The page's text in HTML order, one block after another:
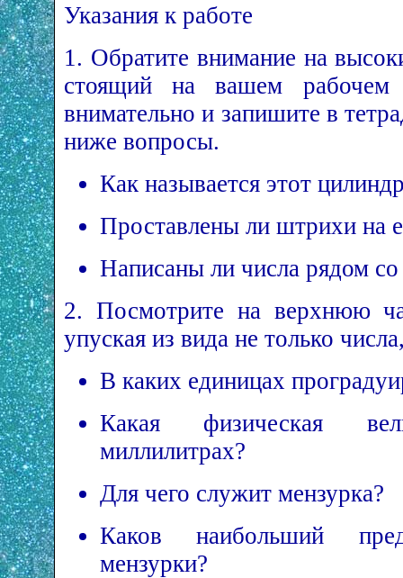
Указания к работе
1. Обратите внимание на
стоящий на вашем рабочем
внимательно и запишите в
ниже вопросы.
Как называется этот
Проставлены ли штрихи на
Написаны ли числа рядом
2. Посмотрите на верхнюю
упуская из вида не только
В каких единицах
Какая физическая
миллилитрах?
Для чего служит мензурка?
Каков наибольший
мензурки?